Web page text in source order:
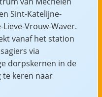
Sint-Katelijne-
Vrouw-Waver.
vanaf het station
via
dorpskernen in de
keren naar